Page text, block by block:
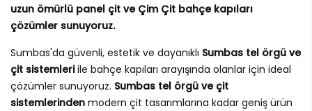
uzun ömürlü panel çit ve Çim Çit bahçe kapıları
çözümler sunuyoruz.
Sumbas'da güvenli, estetik ve dayanıklı Sumbas tel örgü ve
çit sistemleriile bahçe kapıları arayışında olanlar için ideal
çözümler sunuyoruz. Sumbas tel örgü ve çit
sistemlerinden modern çit tasarımlarına kadar geniş ürün